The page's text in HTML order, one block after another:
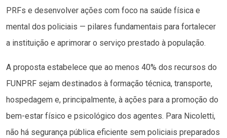
PRFs e desenvolver ações com foco na saúde física e
mental dos policiais — pilares fundamentais para fortalecer
a instituição e aprimorar o serviço prestado à população.
A proposta estabelece que ao menos 40% dos recursos do
FUNPRF sejam destinados à formação técnica, transporte,
hospedagem e, principalmente, à ações para a promoção do
bem-estar físico e psicológico dos agentes. Para Nicoletti,
não há segurança pública eficiente sem policiais preparados